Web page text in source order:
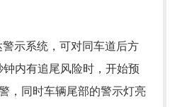
示系统，可对同车道后方
内有追尾风险时，开始预
，同时车辆尾部的警示灯亮